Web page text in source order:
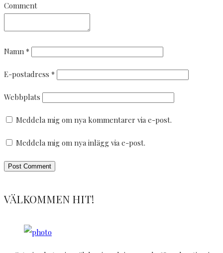
Comment
Namn *
E-postadress *
Webbplats
Meddela mig om nya kommentarer via e-post.
Meddela mig om nya inlägg via e-post.
VÄLKOMMEN HIT!